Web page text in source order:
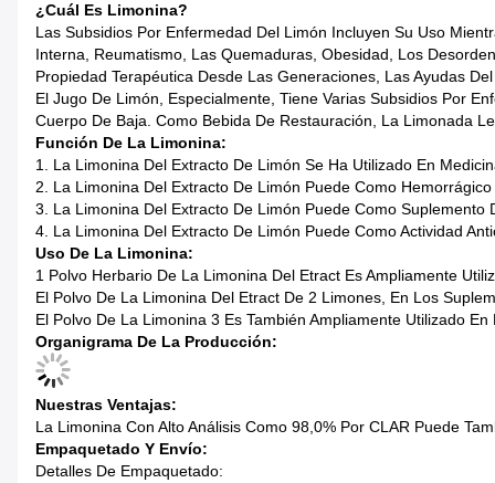
¿Cuál Es Limonina?
Las Subsidios Por Enfermedad Del Limón Incluyen Su Uso
Interna, Reumatismo, Las Quemaduras, Obesidad, Los
Propiedad Terapéutica Desde Las Generaciones, Las Ayudas
El Jugo De Limón, Especialmente, Tiene Varias Subsidios Por
Cuerpo De Baja. Como Bebida De Restauración, La Limonada
Función De La Limonina:
1. La Limonina Del Extracto De Limón Se Ha Utilizado En
2. La Limonina Del Extracto De Limón Puede Como Hemorrágico
3. La Limonina Del Extracto De Limón Puede Como Suplemento
4. La Limonina Del Extracto De Limón Puede Como Actividad
Uso De La Limonina:
1 Polvo Herbario De La Limonina Del Etract Es Ampliamente
El Polvo De La Limonina Del Etract De 2 Limones, En Los
El Polvo De La Limonina 3 Es También Ampliamente Utilizado
Organigrama De La Producción:
Nuestras Ventajas:
La Limonina Con Alto Análisis Como 98,0% Por CLAR Puede
Empaquetado Y Envío:
Detalles De Empaquetado: